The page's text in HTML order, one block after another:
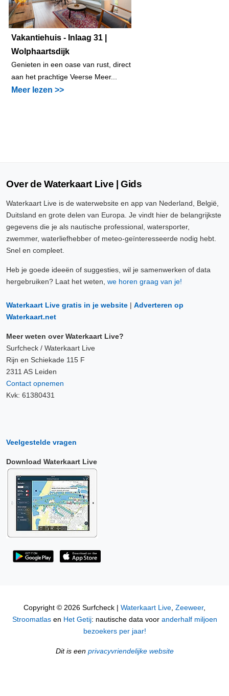
Vakantiehuis - Inlaag 31 |
Wolphaartsdijk
Genieten in een oase van rust, direct
aan het prachtige Veerse Meer...
Meer lezen >>
Over de Waterkaart Live | Gids
Waterkaart Live is de waterwebsite en app van Nederland, België,
Duitsland en grote delen van Europa. Je vindt hier de belangrijkste
gegevens die je als nautische professional, watersporter,
zwemmer, waterliefhebber of meteo-geïnteresseerde nodig hebt.
Snel en compleet.
Heb je goede ideeën of suggesties, wil je samenwerken of data
hergebruiken? Laat het weten, we horen graag van je!
Waterkaart Live gratis in je website | Adverteren op
Waterkaart.net
Meer weten over Waterkaart Live?
Surfcheck / Waterkaart Live
Rijn en Schiekade 115 F
2311 AS Leiden
Contact opnemen
Kvk: 61380431
Veelgestelde vragen
Download Waterkaart Live
Copyright © 2026 Surfcheck | Waterkaart Live, Zeeweer,
Stroomatlasen Het Getij: nautische data voor anderhalf miljoen
bezoekers per jaar!
Dit is een privacyvriendelijke website